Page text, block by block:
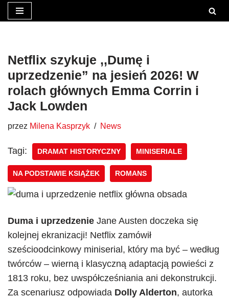
treści
Netflix szykuje ,,Dumę i
uprzedzenie” na jesień 2026! W
rolach głównych Emma Corrin i
Jack Lowden
przez Milena Kasprzyk News
Tagi: DRAMAT HISTORYCZNY MINISERIALE
NA PODSTAWIE KSIĄŻEK ROMANS
Duma i uprzedzenie Jane Austen doczeka się
kolejnej ekranizacji! Netflix zamówił
sześcioodcinkowy miniserial, który ma być – według
twórców – wierną i klasyczną adaptacją powieści z
1813 roku, bez uwspółcześniania ani dekonstrukcji.
Za scenariusz odpowiada Dolly Alderton, autorka